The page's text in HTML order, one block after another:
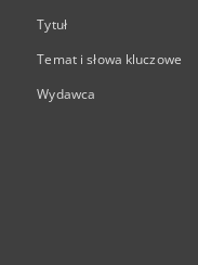
Tytuł
Temat i słowa kluczowe
Wydawca